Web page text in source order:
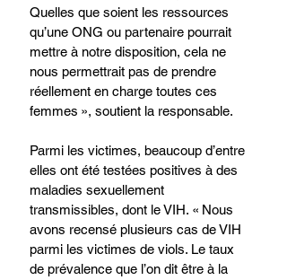
Quelles que soient les ressources
qu’une ONG ou partenaire pourrait
mettre à notre disposition, cela ne
nous permettrait pas de prendre
réellement en charge toutes ces
femmes », soutient la responsable.
Parmi les victimes, beaucoup d’entre
elles ont été testées positives à des
maladies sexuellement
transmissibles, dont le VIH. « Nous
avons recensé plusieurs cas de VIH
parmi les victimes de viols. Le taux
de prévalence que l’on dit être à la